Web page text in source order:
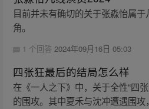
目前并未有确切的关于张淼怡属
角。
1 个回答2024年09月16日 05:03
四张狂最后的结局怎么样
在《一人之下》中，关于全性“四
的围攻。其中夏禾与沈冲遭遇围